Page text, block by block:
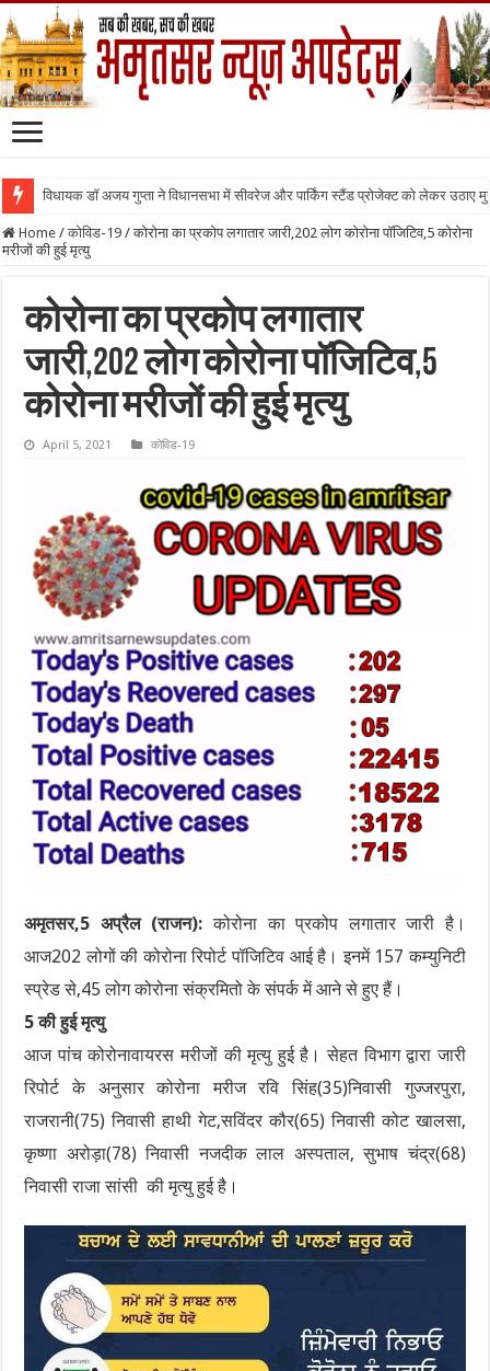
विधायक डॉ अजय गुप्ता ने विधानसभा में सीवरेज और पार्किंग स्टैंड प्रोजेक्ट को लेकर उठाए
Home / कोविड-19 / कोरोना का प्रकोप लगातार जारी,202 लोग कोरोना पॉजिटिव,5 कोरोना
मरीजों की हुई मृत्यु
कोरोना का प्रकोप लगातार
जारी,202 लोग कोरोना पॉजिटिव,5
कोरोना मरीजों की हुई मृत्यु
April 5, 2021 कोविड-19
अमृतसर,5 अप्रैल (राजन): कोरोना का प्रकोप लगातार जारी है।
आज202 लोगों की कोरोना रिपोर्ट पॉजिटिव आई है। इनमें 157 कम्युनिटी
स्प्रेड से,45 लोग कोरोना संक्रमितो के संपर्क में आने से हुए हैं।
5 की हुई मृत्यु
आज पांच कोरोनावायरस मरीजों की मृत्यु हुई है। सेहत विभाग द्वारा जारी
रिपोर्ट के अनुसार कोरोना मरीज रवि सिंह(35)निवासी गुज्जरपुरा,
राजरानी(75) निवासी हाथी गेट,सविंदर कौर(65) निवासी कोट खालसा,
कृष्णा अरोड़ा(78) निवासी नजदीक लाल अस्पताल, सुभाष चंद्र(68)
निवासी राजा सांसी की मृत्यु हुई है।